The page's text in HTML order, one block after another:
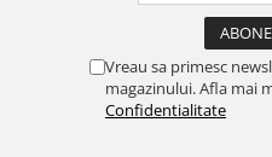
Vreau sa primesc
magazinului. Afla mai
Confidentialitate